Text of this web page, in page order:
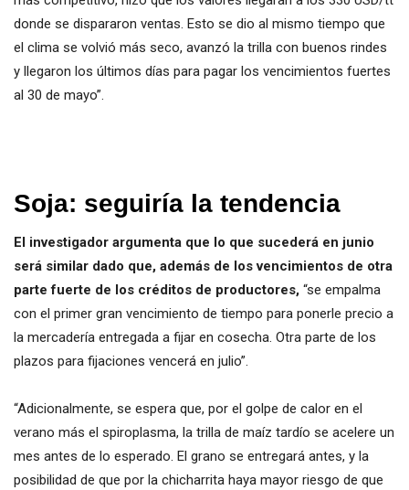
donde se dispararon ventas. Esto se dio al mismo tiempo que
el clima se volvió más seco, avanzó la trilla con buenos rindes
y llegaron los últimos días para pagar los vencimientos fuertes
al 30 de mayo”.
Soja: seguiría la tendencia
El investigador argumenta que lo que sucederá en junio
será similar dado que, además de los vencimientos de otra
parte fuerte de los créditos de productores, “se empalma
con el primer gran vencimiento de tiempo para ponerle precio a
la mercadería entregada a fijar en cosecha. Otra parte de los
plazos para fijaciones vencerá en julio”.
“Adicionalmente, se espera que, por el golpe de calor en el
verano más el spiroplasma, la trilla de maíz tardío se acelere un
mes antes de lo esperado. El grano se entregará antes, y la
posibilidad de que por la chicharrita haya mayor riesgo de que